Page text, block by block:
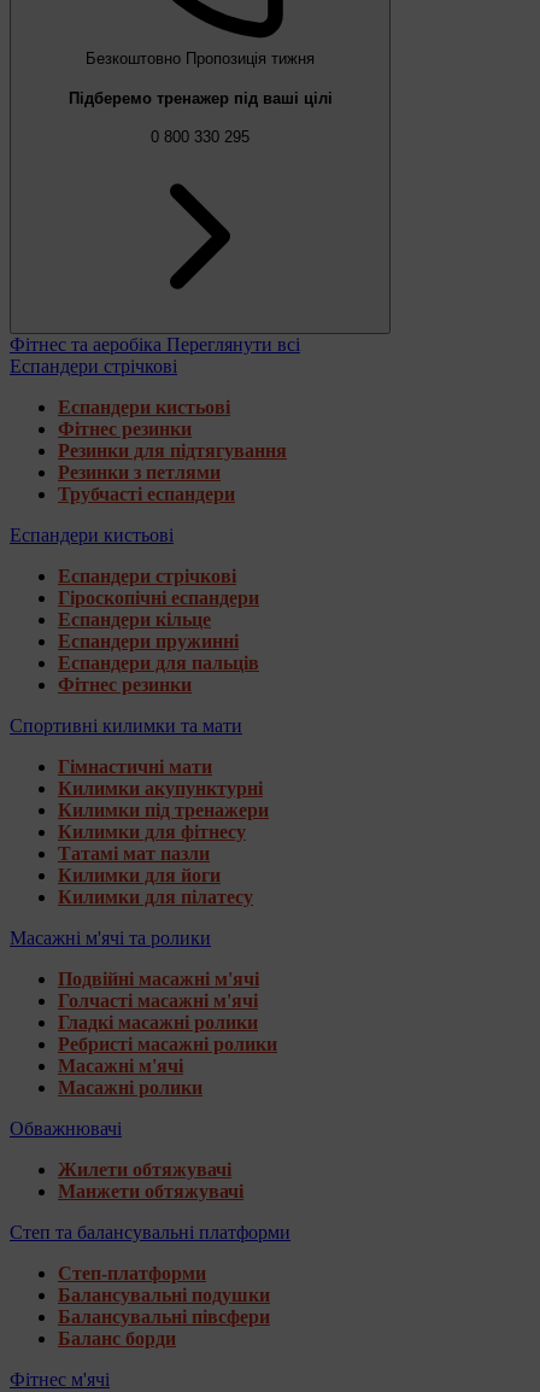
Безкоштовно Пропозиція тижня
Підберемо тренажер під ваші цілі
0 800 330 295
Фітнес та аеробіка Переглянути всі
Еспандери стрічкові
Еспандери кистьові
Фітнес резинки
Резинки для підтягування
Резинки з петлями
Трубчасті еспандери
Еспандери кистьові
Еспандери стрічкові
Гіроскопічні еспандери
Еспандери кільце
Еспандери пружинні
Еспандери для пальців
Фітнес резинки
Спортивні килимки та мати
Гімнастичні мати
Килимки акупунктурні
Килимки під тренажери
Килимки для фітнесу
Татамі мат пазли
Килимки для йоги
Килимки для пілатесу
Масажні м'ячі та ролики
Подвійні масажні м'ячі
Голчасті масажні м'ячі
Гладкі масажні ролики
Ребристі масажні ролики
Масажні м'ячі
Масажні ролики
Обважнювачі
Жилети обтяжувачі
Манжети обтяжувачі
Степ та балансувальні платформи
Степ-платформи
Балансувальні подушки
Балансувальні півсфери
Баланс борди
Фітнес м'ячі